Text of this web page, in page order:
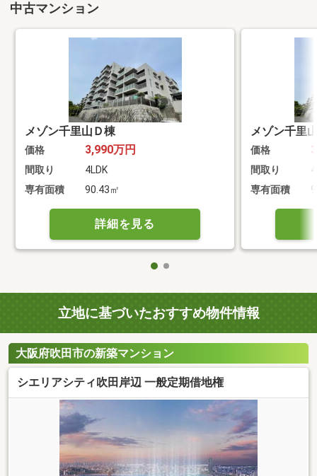
中古マンション
メゾン千里山Ｄ棟
価格 3,990万円
間取り
4LDK
専有面積
90.43㎡
詳細を見る
メゾン千里
価格
間取り
専有面積
立地に基づいたおすすめ物件情報
大阪府吹田市の新築マンション
シエリアシティ吹田岸辺 一般定期借地権